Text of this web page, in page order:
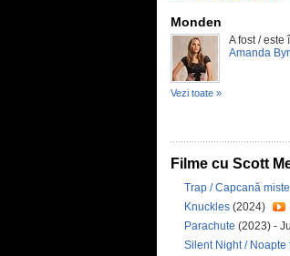
Monden
A fost / este
Amanda
Vezi toate »
Filme cu Scott
Trap / Capcană
Knuckles (2024)
Parachute (2023) -
Silent Night / Noapte